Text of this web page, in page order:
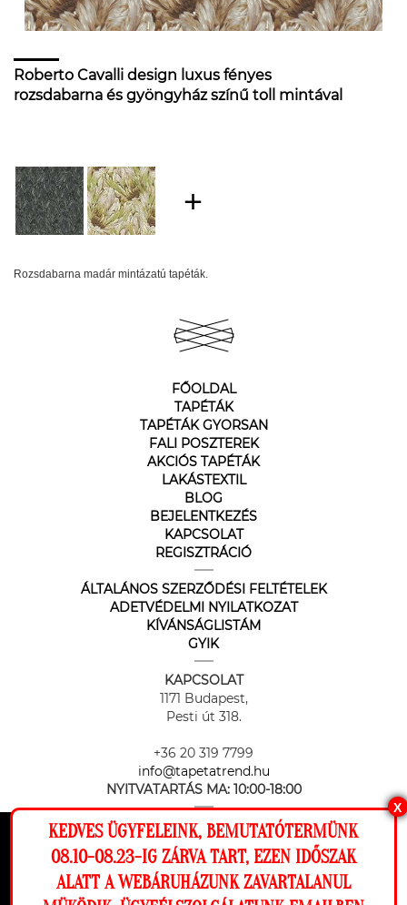
Ez a weboldal cookie-kat használ, hogy a
lehető legjobb élményt nyújtsa honlapunkon.
Beállítások
Roberto Cavalli design luxus fényes
rozsdabarna és gyöngyház színű toll mintával
Rozsdabarna madár mintázatú tapéták.
FŐOLDAL
TAPÉTÁK
TAPÉTÁK GYORSAN
FALI POSZTEREK
AKCIÓS TAPÉTÁK
LAKÁSTEXTIL
BLOG
BEJELENTKEZÉS
KAPCSOLAT
REGISZTRÁCIÓ
ÁLTALÁNOS SZERZŐDÉSI FELTÉTELEK
ADETVÉDELMI NYILATKOZAT
KÍVÁNSÁGLISTÁM
GYIK
KAPCSOLAT
1171 Budapest,
Pesti út 318.
+36 20 319 7799
info@tapetatrend.hu
NYITVATARTÁS MA: 10:00-18:00
X
KEDVES ÜGYFELEINK, BEMUTATÓTERMÜNK
08.10-08.23-IG ZÁRVA TART, EZEN IDŐSZAK
ALATT A WEBÁRUHÁZUNK ZAVARTALANUL